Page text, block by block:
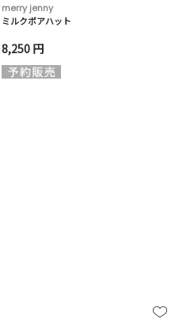
merry jenny
ミルクボアハット
8,250 円